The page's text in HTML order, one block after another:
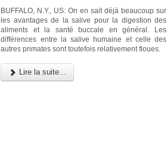
BUFFALO, N.Y., US: On en sait déjà beaucoup sur
les avantages de la salive pour la digestion des
aliments et la santé buccale en général. Les
différences entre la salive humaine et celle des
autres primates sont toutefois relativement floues.
Lire la suite...